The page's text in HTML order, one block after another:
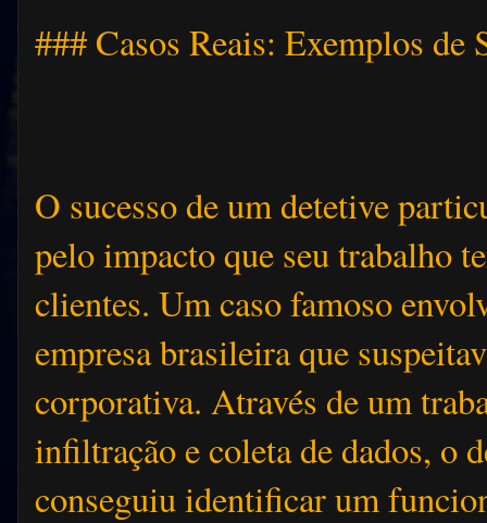
### Casos Reais: Exemplos de
O sucesso de um detetive
pelo impacto que seu trabalho
clientes. Um caso famoso
empresa brasileira que
corporativa. Através de um
infiltração e coleta de dados, o
conseguiu identificar um